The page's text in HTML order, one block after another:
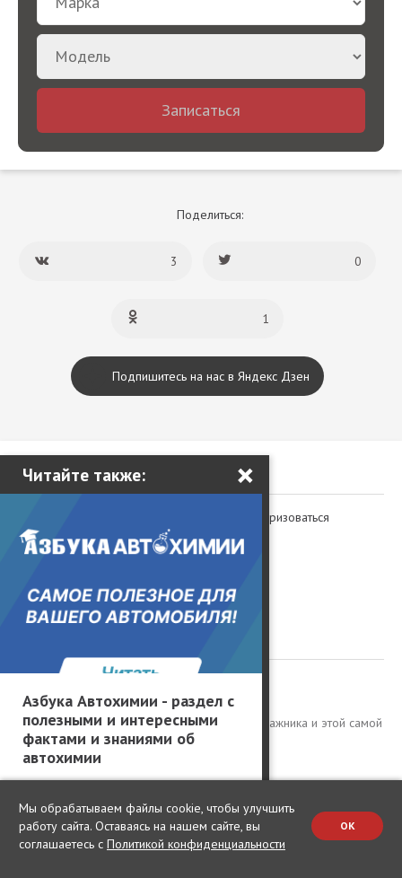
Записаться
Поделиться:
3 0
1
Подпишитесь на нас в Яндекс Дзен
Читайте также: ×
Азбука Автохимии - раздел с
полезными и интересными
фактами и знаниями об
автохимии
Добавить комментарий
Для комментирования вам необходимо авторизоваться
ВОЙТИ
-Evgen-
И ни одного нормального фото багажника и этой самой
трансформации
-1
06.05.2025 20:15
Михаил Баландин
Мы обрабатываем файлы cookie, чтобы улучшить
работу сайта. Оставаясь на нашем сайте, вы
соглашаетесь с Политикой конфиденциальности
OK